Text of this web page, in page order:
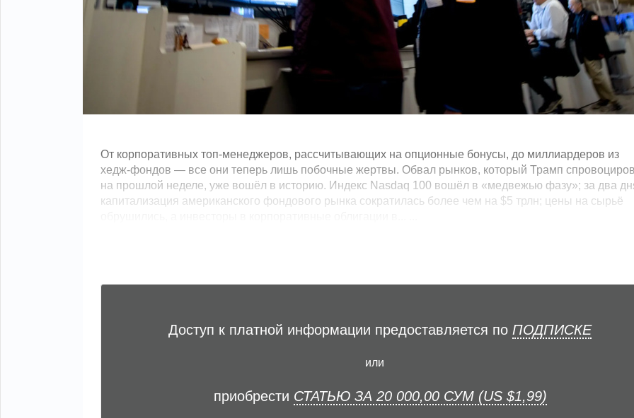
От корпоративных топ-менеджеров, рассчитывающих на опционные бонусы, до миллиардеров из
хедж-фондов — все они теперь лишь побочные жертвы. Обвал рынков, который Трамп
на прошлой неделе, уже вошёл в историю. Индекс Nasdaq 100 вошёл в «медвежью фазу»; за два
капитализация американского фондового рынка сократилась более чем на $5 трлн; цены на сырьё
Доступ к платной информации предоставляется по ПОДПИСКЕ
или
приобрести СТАТЬЮ ЗА 20 000,00 СУМ (US $1,99)